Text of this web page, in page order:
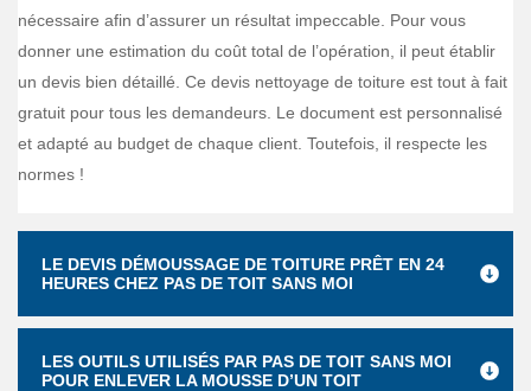
nécessaire afin d’assurer un résultat impeccable. Pour vous
donner une estimation du coût total de l’opération, il peut établir
un devis bien détaillé. Ce devis nettoyage de toiture est tout à fait
gratuit pour tous les demandeurs. Le document est personnalisé
et adapté au budget de chaque client. Toutefois, il respecte les
normes !
LE DEVIS DÉMOUSSAGE DE TOITURE PRÊT EN 24
HEURES CHEZ PAS DE TOIT SANS MOI
LES OUTILS UTILISÉS PAR PAS DE TOIT SANS MOI
POUR ENLEVER LA MOUSSE D’UN TOIT